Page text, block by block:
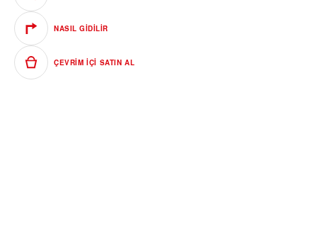
NASIL GIDILIR
ÇEVRIM IÇI SATIN AL